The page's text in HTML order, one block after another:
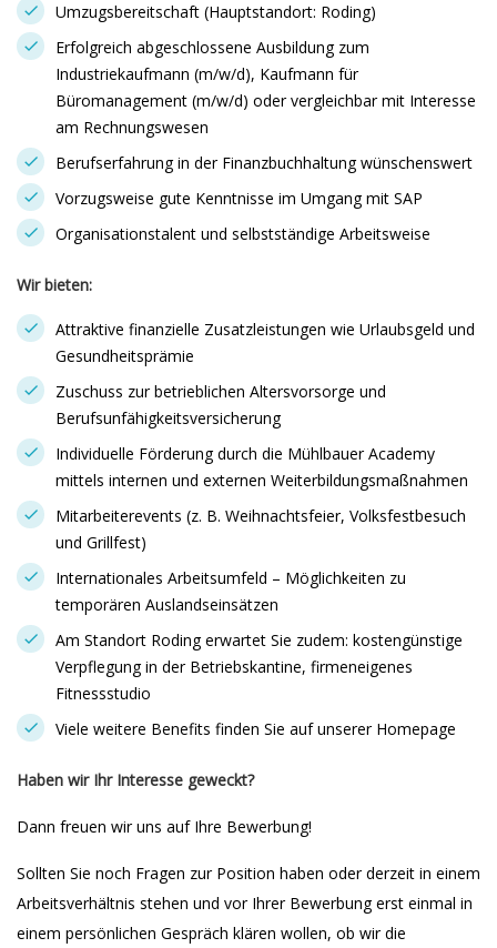
Umzugsbereitschaft (Hauptstandort: Roding)
Erfolgreich abgeschlossene Ausbildung zum
Industriekaufmann (m/w/d), Kaufmann für
Büromanagement (m/w/d) oder vergleichbar mit Interesse
am Rechnungswesen
Berufserfahrung in der Finanzbuchhaltung wünschenswert
Vorzugsweise gute Kenntnisse im Umgang mit SAP
Organisationstalent und selbstständige Arbeitsweise
Wir bieten:
Attraktive finanzielle Zusatzleistungen wie Urlaubsgeld und
Gesundheitsprämie
Zuschuss zur betrieblichen Altersvorsorge und
Berufsunfähigkeitsversicherung
Individuelle Förderung durch die Mühlbauer Academy
mittels internen und externen Weiterbildungsmaßnahmen
Mitarbeiterevents (z. B. Weihnachtsfeier, Volksfestbesuch
und Grillfest)
Internationales Arbeitsumfeld – Möglichkeiten zu
temporären Auslandseinsätzen
Am Standort Roding erwartet Sie zudem: kostengünstige
Verpflegung in der Betriebskantine, firmeneigenes
Fitnessstudio
Viele weitere Benefits finden Sie auf unserer Homepage
Haben wir Ihr Interesse geweckt?
Dann freuen wir uns auf Ihre Bewerbung!
Sollten Sie noch Fragen zur Position haben oder derzeit in einem
Arbeitsverhältnis stehen und vor Ihrer Bewerbung erst einmal in
einem persönlichen Gespräch klären wollen, ob wir die